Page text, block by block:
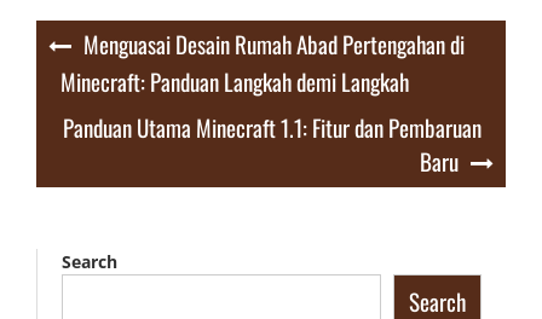
Post
navigation
Menguasai Desain Rumah Abad Pertengahan di
Minecraft: Panduan Langkah demi Langkah
Panduan Utama Minecraft 1.1: Fitur dan Pembaruan
Baru
Search
Search